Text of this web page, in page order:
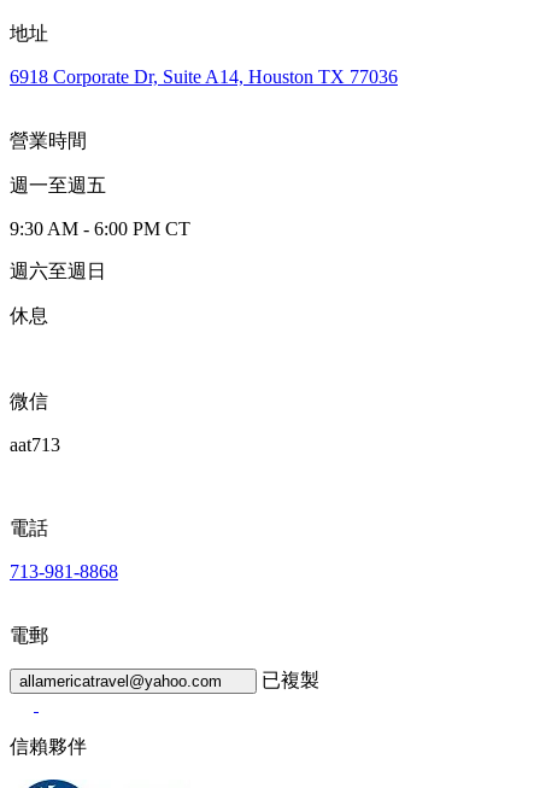
地址
6918 Corporate Dr, Suite A14, Houston TX 77036
營業時間
週一至週五
9:30 AM - 6:00 PM CT
週六至週日
休息
微信
aat713
電話
713-981-8868
電郵
allamericatravel@yahoo.com 已複製
信賴夥伴